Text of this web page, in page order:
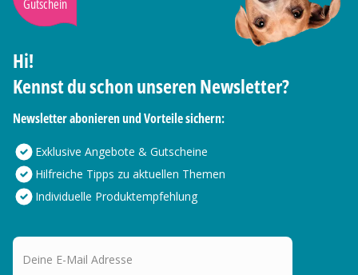
Gutschein
Hi!
Kennst du schon unseren Newsletter?
Newsletter abonieren und Vorteile sichern:
Exklusive Angebote & Gutscheine
Hilfreiche Tipps zu aktuellen Themen
Individuelle Produktempfehlung
Deine E-Mail Adresse